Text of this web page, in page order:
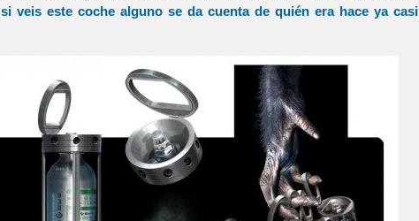
si veis este coche alguno se da cuenta de quién era hace ya casi